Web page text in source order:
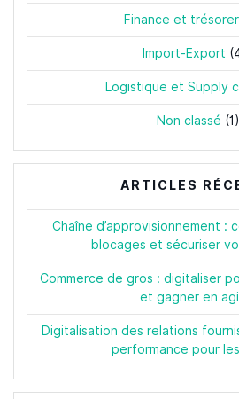
Finance et
Import-Export
Logistique et Supply
Non classé (1)
ARTICLES
Chaîne d’approvisionnement :
blocages et sécuriser
Commerce de gros : digitaliser
et gagner en
Digitalisation des relations
performance pour